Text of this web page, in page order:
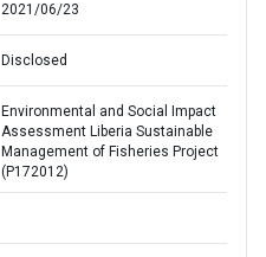
2021/06/23
Disclosed
Environmental and Social Impact
Assessment Liberia Sustainable
Management of Fisheries Project
(P172012)